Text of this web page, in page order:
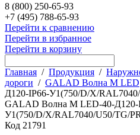
8 (800) 250-65-93
+7 (495) 788-65-93
Перейти к сравнению
Перейти в избранное
Перейти в корзину
Главная / Продукция /
дороги / GALAD Волна M LED
Д120-IP66-У1(750/D/X/
GALAD Волна M LED-40-Д120-
У1(750/D/X/RAL7040/U50/TG/
Код 21791